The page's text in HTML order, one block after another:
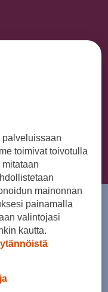
palveluissaan
toimivat toivotulla
mainonnan
painamalla
valintojasi
kautta.